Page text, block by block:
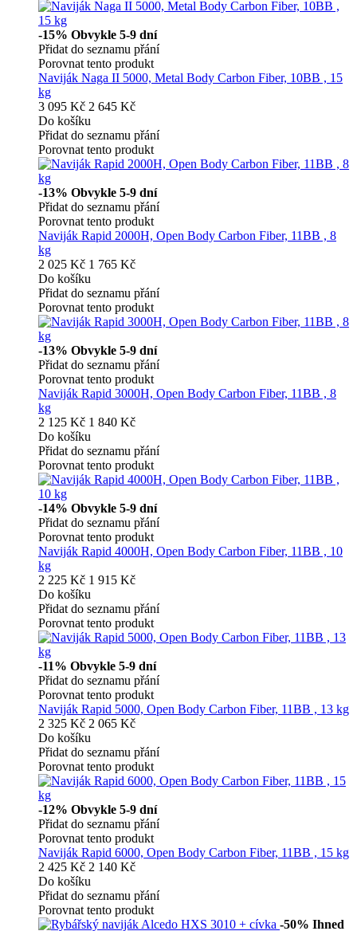
-15% Obvykle 5-9 dní
Přidat do seznamu přání
Porovnat tento produkt
Naviják Naga II 5000, Metal Body Carbon Fiber, 10BB , 15
kg
3 095 Kč 2 645 Kč
Do košíku
Přidat do seznamu přání
Porovnat tento produkt
-13% Obvykle 5-9 dní
Přidat do seznamu přání
Porovnat tento produkt
Naviják Rapid 2000H, Open Body Carbon Fiber, 11BB , 8
kg
2 025 Kč 1 765 Kč
Do košíku
Přidat do seznamu přání
Porovnat tento produkt
-13% Obvykle 5-9 dní
Přidat do seznamu přání
Porovnat tento produkt
Naviják Rapid 3000H, Open Body Carbon Fiber, 11BB , 8
kg
2 125 Kč 1 840 Kč
Do košíku
Přidat do seznamu přání
Porovnat tento produkt
-14% Obvykle 5-9 dní
Přidat do seznamu přání
Porovnat tento produkt
Naviják Rapid 4000H, Open Body Carbon Fiber, 11BB , 10
kg
2 225 Kč 1 915 Kč
Do košíku
Přidat do seznamu přání
Porovnat tento produkt
-11% Obvykle 5-9 dní
Přidat do seznamu přání
Porovnat tento produkt
Naviják Rapid 5000, Open Body Carbon Fiber, 11BB , 13 kg
2 325 Kč 2 065 Kč
Do košíku
Přidat do seznamu přání
Porovnat tento produkt
-12% Obvykle 5-9 dní
Přidat do seznamu přání
Porovnat tento produkt
Naviják Rapid 6000, Open Body Carbon Fiber, 11BB , 15 kg
2 425 Kč 2 140 Kč
Do košíku
Přidat do seznamu přání
Porovnat tento produkt
-50% Ihned